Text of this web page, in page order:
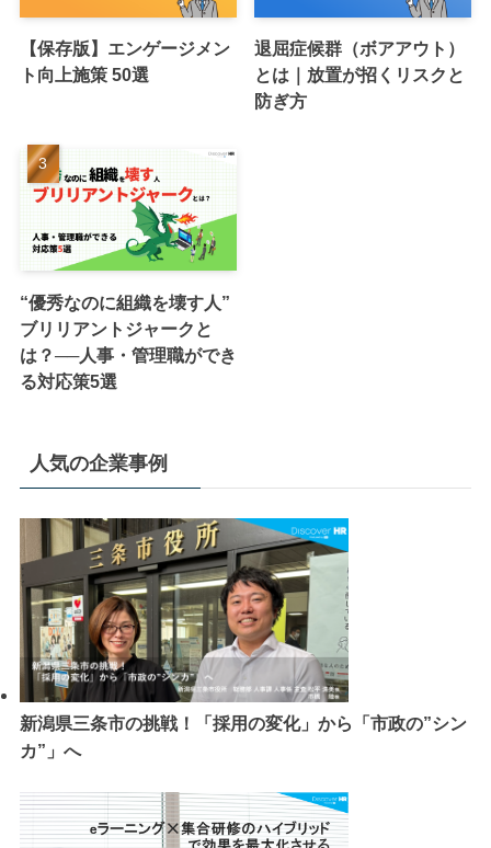
【保存版】エンゲージメン
ト向上施策 50選
退屈症候群（ボアアウト）
とは｜放置が招くリスクと
防ぎ方
“優秀なのに組織を壊す人”
ブリリアントジャークと
は？──人事・管理職ができ
る対応策5選
人気の企業事例
新潟県三条市の挑戦！「採用の変化」から「市政の”シン
カ”」へ